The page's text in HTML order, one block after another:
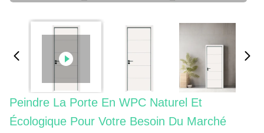
Peindre La Porte En WPC Naturel Et
Écologique Pour Votre Besoin Du Marché